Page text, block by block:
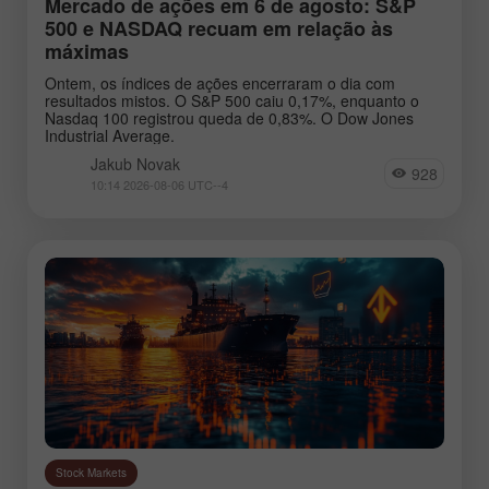
USDCHF
USDCAD
USDJPY
GBPJPY
EURGBP
EURJPY
NZDUSD
EURNZD
Gold
Go to the list of analysts
500 e NASDAQ recuam em relação às
máximas
Ontem, os índices de ações encerraram o dia com
resultados mistos. O S&P 500 caiu 0,17%, enquanto o
Nasdaq 100 registrou queda de 0,83%. O Dow Jones
Industrial Average.
Jakub Novak
10:14 2026-08-06 UTC--4 928
Stock Markets